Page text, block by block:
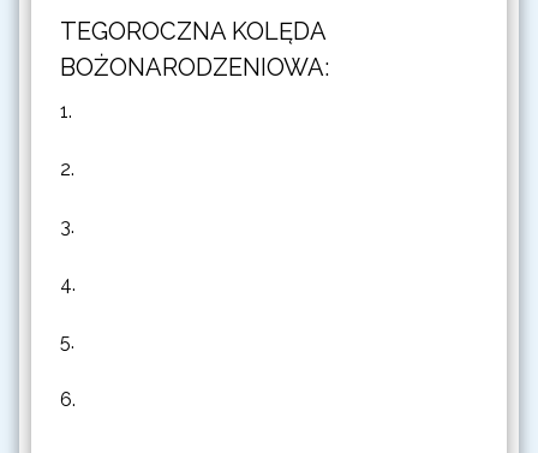
TEGOROCZNA KOLĘDA
BOŻONARODZENIOWA:
1.
2.
3.
4.
5.
6.